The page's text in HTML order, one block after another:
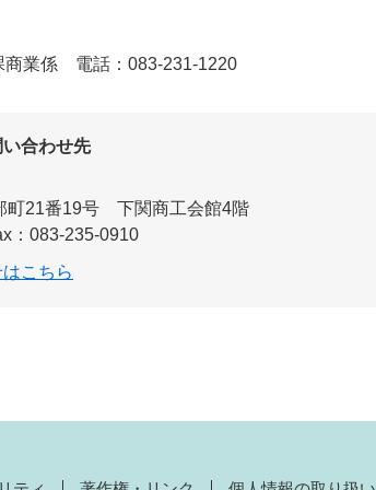
商業係 電話：083-231-1220
合わせ先
町21番19号 下関商工会館4階
：083-235-0910
こちら